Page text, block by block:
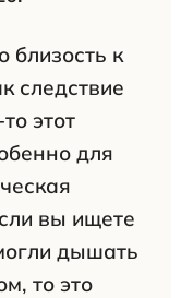
близость к
следствие
этот
для
вы ищете
дышать
то это